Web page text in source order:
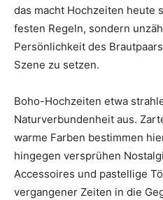
das macht Hochzeiten heute
festen Regeln, sondern
Persönlichkeit des
Szene zu setzen.
Boho-Hochzeiten etwa
Naturverbundenheit aus.
warme Farben bestimmen
hingegen versprühen
Accessoires und pastellige
vergangener Zeiten in die